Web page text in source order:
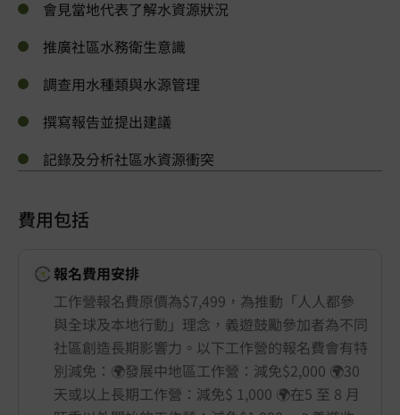
會見當地代表了解水資源狀況
推廣社區水務衛生意識
調查用水種類與水源管理
撰寫報告並提出建議
記錄及分析社區水資源衝突
費用包括
報名費用安排
工作營報名費原價為$7,499，為推動「人人都參
與全球及本地行動」理念，義遊鼓勵參加者為不同
社區創造長期影響力。以下工作營的報名費會有特
別減免：🌍發展中地區工作營：減免$2,000 🌍30
天或以上長期工作營：減免$ 1,000 🌍在5 至 8 月